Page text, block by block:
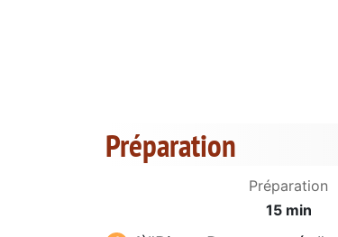
Préparation
Préparation
15 min